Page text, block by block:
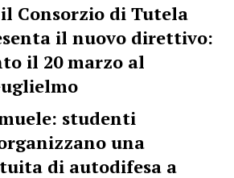
Consorzio di Tutela
il nuovo direttivo:
il 20 marzo al
studenti
una
di autodifesa a